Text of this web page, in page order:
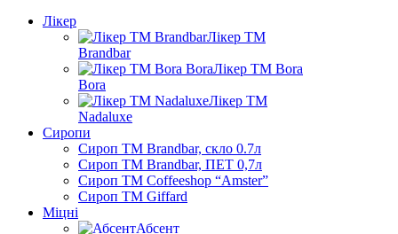
Лікер
Лікер ТМ
Brandbar
Лікер ТМ Bora
Bora
Лікер ТМ
Nadaluxe
Сиропи
Сироп TM Brandbar, скло 0.7л
Сироп TM Brandbar, ПЕТ 0,7л
Сироп TM Coffeeshop “Amster”
Сироп TM Giffard
Міцні
Абсент